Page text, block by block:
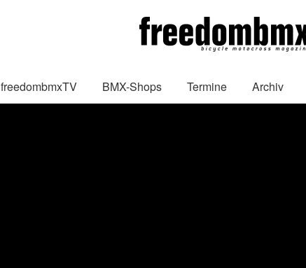
freedombmxTV BMX-Shops Termine Archiv